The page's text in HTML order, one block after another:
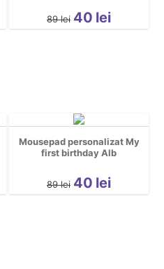
89 lei 40 lei
Mousepad personalizat My
first birthday Alb
89 lei 40 lei